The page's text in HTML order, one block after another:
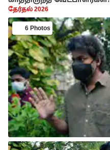
தேர்தல் 2026
6 Photos